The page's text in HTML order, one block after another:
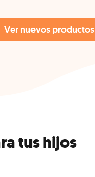
Ver nuevos productos
tus hijos